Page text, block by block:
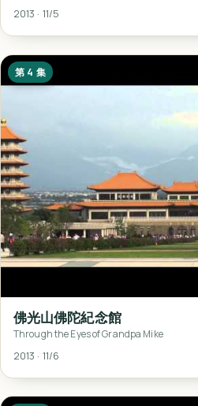
2013 · 11/5
第 4 集
佛光山佛陀紀念館
Through the Eyes of Grandpa Mike
2013 · 11/6